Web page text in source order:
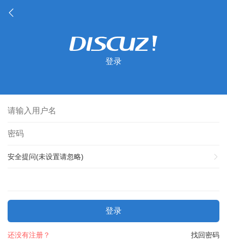
登录
安全提问(未设置请忽略)
登录
找回密码
还没有注册？